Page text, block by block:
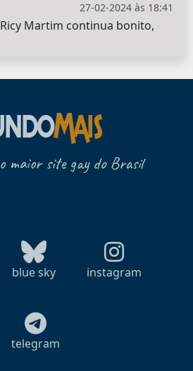
27-02-2024 às 18:41
Martim continua bonito,
maior site gay do Brasil
blue sky instagram
telegram